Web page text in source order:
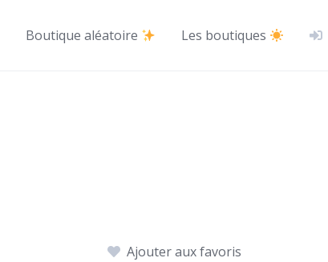
Boutique aléatoire Les boutiques
Ajouter aux favoris